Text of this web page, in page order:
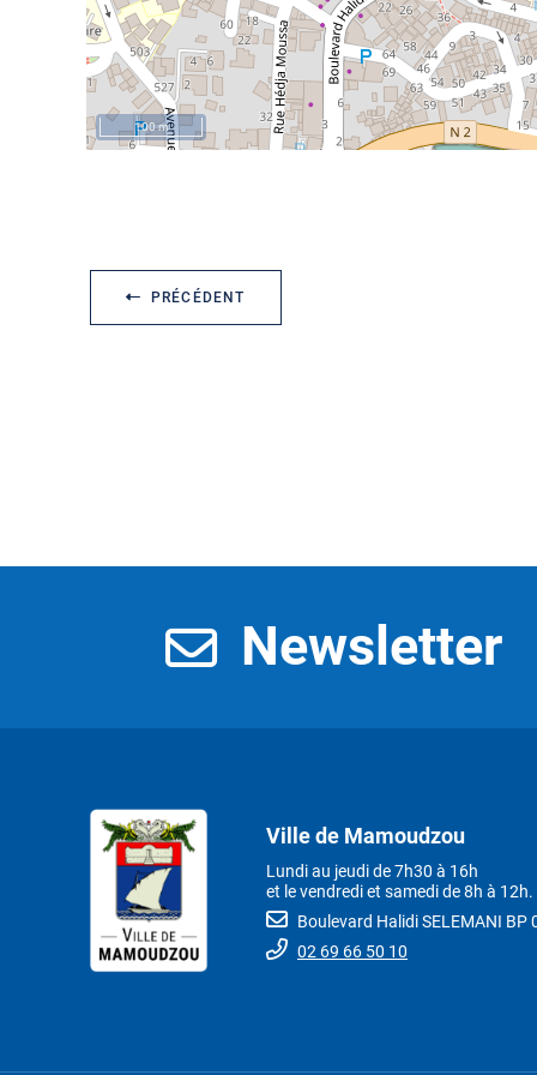
100 m
PRÉCÉDENT
Newsletter
Ville de Mamoudzou
Lundi au jeudi de 7h30 à 16h
et le vendredi et samedi de 8h à 12h.
Boulevard Halidi SELEMANI
02 69 66 50 10